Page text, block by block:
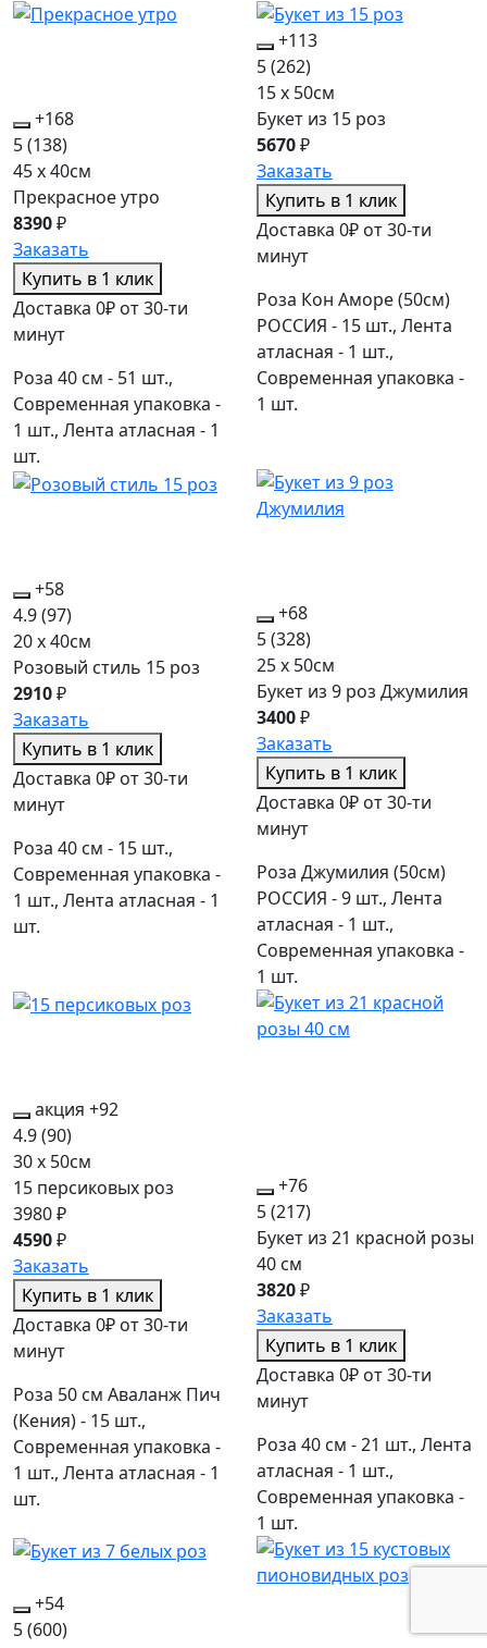
+168
5(138)
45 x 40см
Прекрасное утро
8390₽
Заказать
Купить в 1 клик
Доставка 0₽ от 30-ти
минут
Роза 40 см - 51 шт.,
Современная упаковка -
1 шт., Лента атласная - 1
шт.
+113
5(262)
15 x 50см
Букет из 15 роз
5670₽
Заказать
Купить в 1 клик
Доставка 0₽ от 30-ти
минут
Роза Кон Аморе (50см)
РОССИЯ - 15 шт., Лента
атласная - 1 шт.,
Современная упаковка -
1 шт.
+58
4.9(97)
20 x 40см
Розовый стиль 15 роз
2910₽
Заказать
Купить в 1 клик
Доставка 0₽ от 30-ти
минут
Роза 40 см - 15 шт.,
Современная упаковка -
1 шт., Лента атласная - 1
шт.
+68
5(328)
25 x 50см
Букет из 9 роз Джумилия
3400₽
Заказать
Купить в 1 клик
Доставка 0₽ от 30-ти
минут
Роза Джумилия (50см)
РОССИЯ - 9 шт., Лента
атласная - 1 шт.,
Современная упаковка -
1 шт.
акция +92
4.9(90)
30 x 50см
15 персиковых роз
3980 ₽
4590₽
Заказать
Купить в 1 клик
Доставка 0₽ от 30-ти
минут
Роза 50 см Аваланж Пич
(Кения) - 15 шт.,
Современная упаковка -
1 шт., Лента атласная - 1
шт.
+76
5(217)
Букет из 21 красной розы
40 см
3820₽
Заказать
Купить в 1 клик
Доставка 0₽ от 30-ти
минут
Роза 40 см - 21 шт., Лента
атласная - 1 шт.,
Современная упаковка -
1 шт.
+54
5(600)